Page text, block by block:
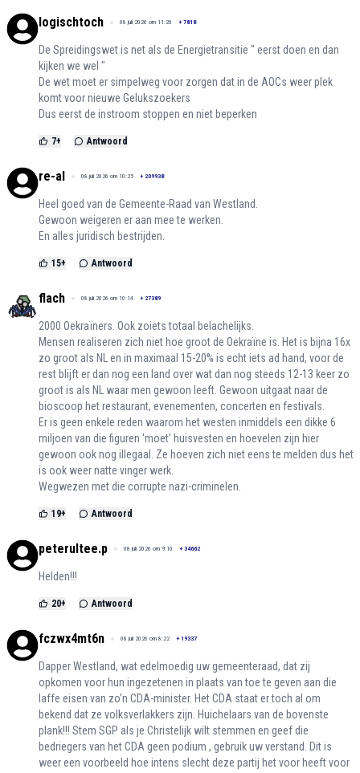
logischtoch 08 juli 2026 om 11:20 + 7818
De Spreidingswet is net als de Energietransitie " eerst doen en dan
kijken we wel "
De wet moet er simpelweg voor zorgen dat in de AOCs weer plek
komt voor nieuwe Gelukszoekers
Dus eerst de instroom stoppen en niet beperken
7+ Antwoord
re-al 08 juli 2026 om 10:25 + 209938
Heel goed van de Gemeente-Raad van Westland.
Gewoon weigeren er aan mee te werken.
En alles juridisch bestrijden.
15+ Antwoord
flach 08 juli 2026 om 10:14 + 27389
2000 Oekraïners. Ook zoiets totaal belachelijks.
Mensen realiseren zich niet hoe groot de Oekraïne is. Het is bijna 16x
zo groot als NL en in maximaal 15-20% is echt iets ad hand, voor de
rest blijft er dan nog een land over wat dan nog steeds 12-13 keer zo
groot is als NL waar men gewoon leeft. Gewoon uitgaat naar de
bioscoop het restaurant, evenementen, concerten en festivals.
Er is geen enkele reden waarom het westen inmiddels een dikke 6
miljoen van die figuren 'moet' huisvesten en hoevelen zijn hier
gewoon ook nog illegaal. Ze hoeven zich niet eens te melden dus het
is ook weer natte vinger werk.
Wegwezen met die corrupte nazi-criminelen.
19+ Antwoord
peterultee.p 08 juli 2026 om 9:10 + 34662
Helden!!!
20+ Antwoord
fczwx4mt6n 08 juli 2026 om 8:22 + 19337
Dapper Westland, wat edelmoedig uw gemeenteraad, dat zij
opkomen voor hun ingezetenen in plaats van toe te geven aan die
laffe eisen van zo’n CDA-minister. Het CDA staat er toch al om
bekend dat ze volksverlakkers zijn. Huichelaars van de bovenste
plank!!! Stem SGP als je Christelijk wilt stemmen en geef die
bedriegers van het CDA geen podium , gebruik uw verstand. Dit is
weer een voorbeeld hoe intens slecht deze partij het voor heeft voor